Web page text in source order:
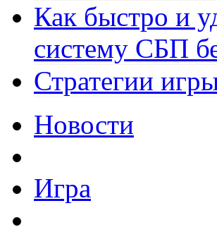
Как быстро и
систему СБП
Стратегии
Новости
Игра